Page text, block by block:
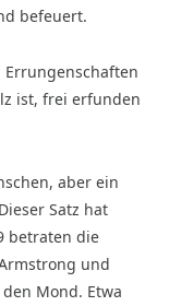
befeuert.
Errungenschaften
ist, frei erfunden
aber ein
Satz hat
betraten die
und
Mond. Etwa